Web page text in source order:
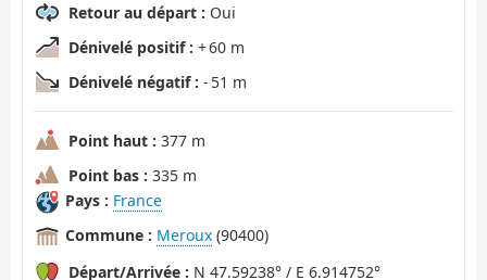
Retour au départ : Oui
Dénivelé positif : + 60 m
Dénivelé négatif : - 51 m
Point haut : 377 m
Point bas : 335 m
Pays : France
Commune : Meroux (90400)
Départ/Arrivée : N 47.59238° / E 6.914752°